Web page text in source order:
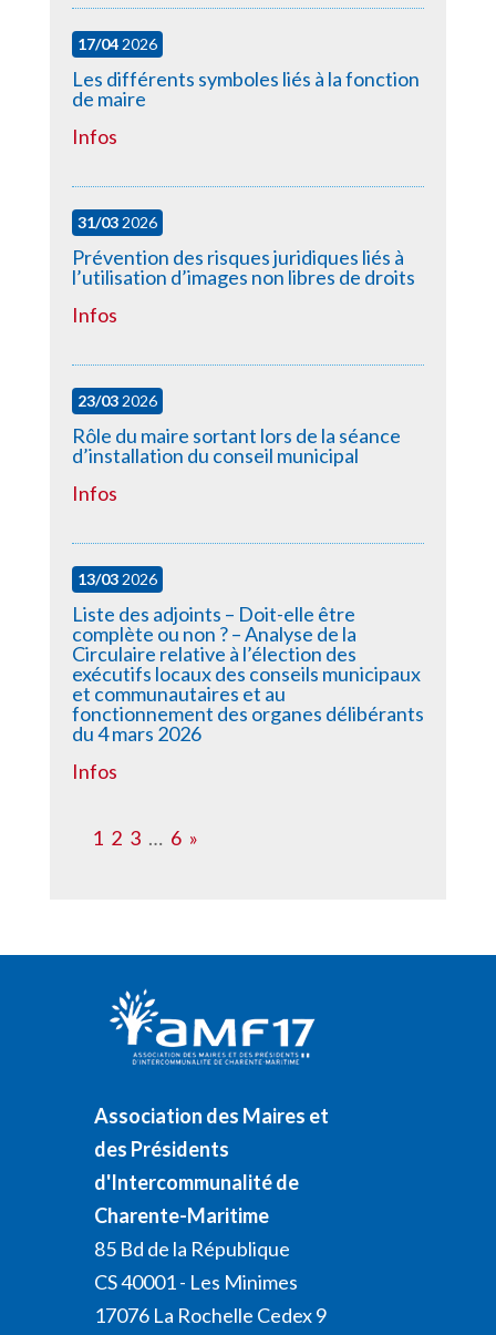
17/042026
Les différents symboles liés à la fonction
de maire
Infos
31/032026
Prévention des risques juridiques liés à
l’utilisation d’images non libres de droits
Infos
23/032026
Rôle du maire sortant lors de la séance
d’installation du conseil municipal
Infos
13/032026
Liste des adjoints – Doit-elle être
complète ou non ? – Analyse de la
Circulaire relative à l’élection des
exécutifs locaux des conseils municipaux
et communautaires et au
fonctionnement des organes délibérants
du 4 mars 2026
Infos
1 2 3 … 6 »
Association des Maires et
des Présidents
d'Intercommunalité de
Charente-Maritime
85 Bd de la République
CS 40001 - Les Minimes
17076 La Rochelle Cedex 9